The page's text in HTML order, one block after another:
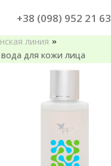
+38 (098) 952 21 63
линия »
для кожи лица